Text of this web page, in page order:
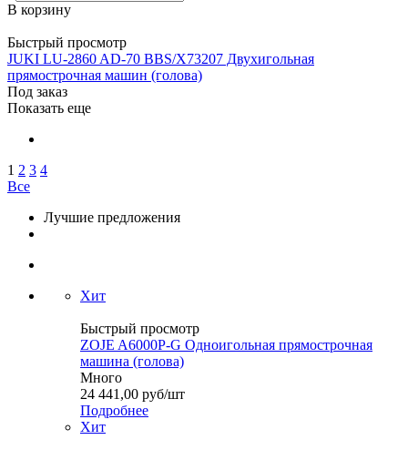
В корзину
Быстрый просмотр
JUKI LU-2860 AD-70 BBS/X73207 Двухигольная
прямострочная машин (голова)
Под заказ
Показать еще
1 2 3 4
Все
Лучшие предложения
Хит
Быстрый просмотр
ZOJE A6000P-G Одноигольная прямострочная
машина (голова)
Много
24 441,00 руб/шт
Подробнее
Хит